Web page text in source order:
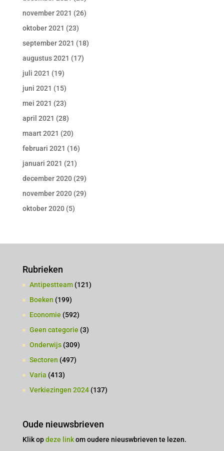
november 2021 (26)
oktober 2021 (23)
september 2021 (18)
augustus 2021 (17)
juli 2021 (19)
juni 2021 (15)
mei 2021 (23)
april 2021 (28)
maart 2021 (20)
februari 2021 (16)
januari 2021 (21)
december 2020(29)
november 2020(29)
oktober 2020(5)
Rubrieken
Antipestteam(121)
Boeken (199)
Economie (592)
Geen categorie (3)
Onderwijs(309)
Sectoren (497)
Varia (413)
Verkiezingen 2024(137)
Oude nieuwsbrieven
Klik opdeze linkom oudere nieuswbrieven te lezen.